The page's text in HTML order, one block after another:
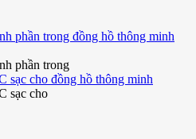
phần trong đồng hồ thông minh
phần trong
sạc cho đồng hồ thông minh
sạc cho